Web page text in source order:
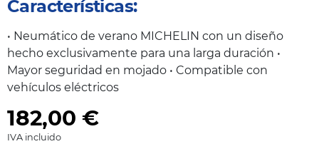
Características:
• Neumático de verano MICHELIN con un diseño
hecho exclusivamente para una larga duración •
Mayor seguridad en mojado • Compatible con
vehículos eléctricos
182,00 €
IVA incluido